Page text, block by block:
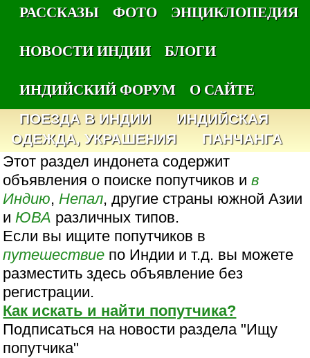
РАССКАЗЫ
ФОТО
ЭНЦИКЛОПЕДИЯ
НОВОСТИ ИНДИИ
БЛОГИ
ИНДИЙСКИЙ ФОРУМ
О САЙТЕ
ПОЕЗДА В ИНДИИ
ИНДИЙСКАЯ
ОДЕЖДА, УКРАШЕНИЯ
ПАНЧАНГА
Этот раздел индонета содержит
объявления о поиске попутчиков ив
Индию,Непал, другие страны южной Азии
иЮВА различных типов.
Если вы ищите попутчиков в
путешествие по Индии и т.д. вы можете
разместить здесь объявление без
регистрации.
Как искать и найти попутчика?
Подписаться на новости раздела "Ищу
попутчика"